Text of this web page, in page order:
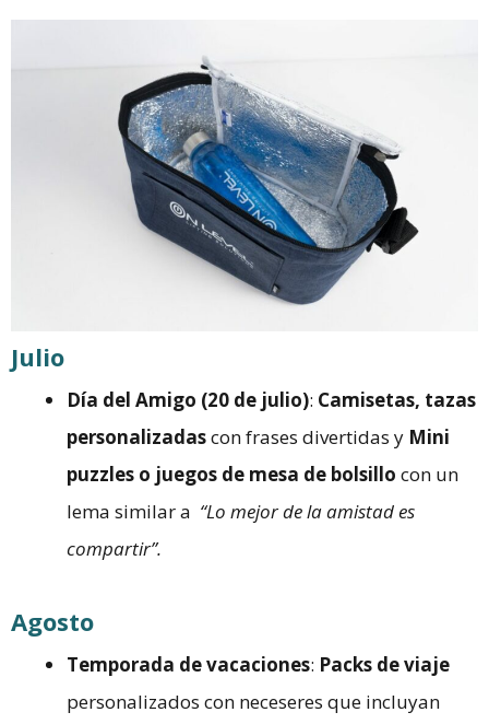
Julio
Día del Amigo (20 de julio): Camisetas, tazas
personalizadascon frases divertidas y Mini
puzzles o juegos de mesa de bolsillo con un
lema similar a “Lo mejor de la amistad es
compartir”.
Agosto
Temporada de vacaciones: Packs de viaje
personalizados con neceseres que incluyan